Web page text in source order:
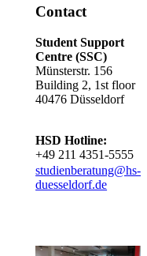
​Contact
Student Support
Centre (SSC)
Münsterstr. 156
Building 2, 1st floor
40476 Düsseldorf
HSD Hotline:
+49 211 4351-5555
studienberatung@hs-
duesseldorf.de